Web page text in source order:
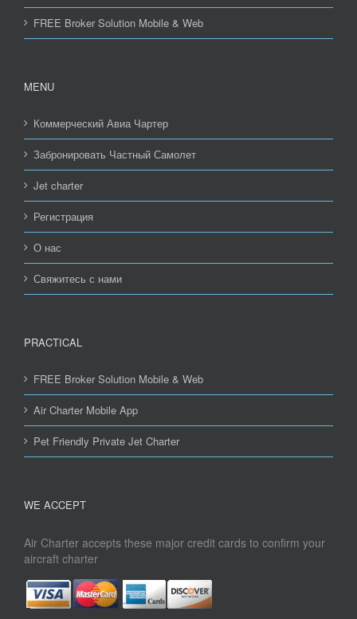
FREE Broker Solution Mobile & Web
MENU
Коммерческий Авиа Чартер
Забронировать Частный Самолет
Jet charter
Регистрация
О нас
Свяжитесь с нами
PRACTICAL
FREE Broker Solution Mobile & Web
Air Charter Mobile App
Pet Friendly Private Jet Charter
WE ACCEPT
Air Charter accepts these major credit cards to confirm your
aircraft charter